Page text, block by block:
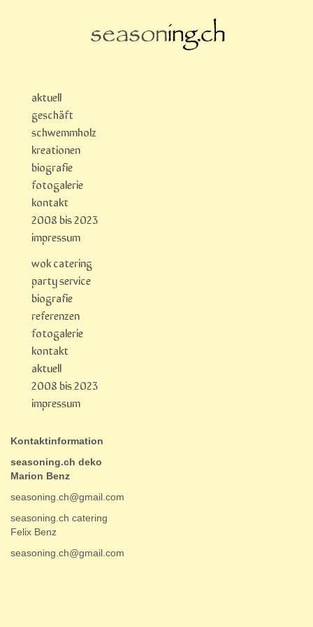
aktuell
geschäft
schwemmholz
kreationen
biografie
fotogalerie
kontakt
2008 bis 2023
impressum
wok catering
party service
biografie
referenzen
fotogalerie
kontakt
aktuell
2008 bis 2023
impressum
Kontaktinformation
seasoning.ch deko
Marion Benz
seasoning.ch@gmail.com
seasoning.ch catering
Felix Benz
seasoning.ch@gmail.com